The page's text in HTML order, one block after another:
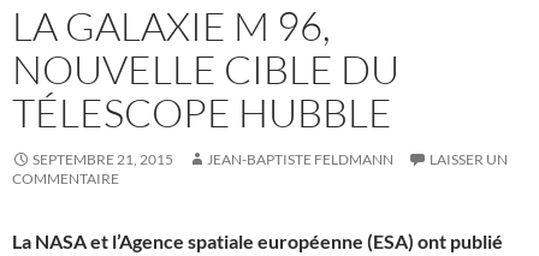
LA GALAXIE M 96,
NOUVELLE CIBLE DU
TÉLESCOPE HUBBLE
SEPTEMBRE 21, 2015 JEAN-BAPTISTE FELDMANN
LAISSER UN
COMMENTAIRE
La NASA et l’Agence spatiale européenne (ESA) ont publié